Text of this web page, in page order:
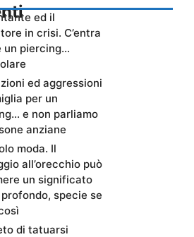
ed il
in crisi. C’entra
un piercing…
ed aggressioni
per un
e non parliamo
anziane
moda. Il
all’orecchio può
un significato
specie se
di tatuarsi